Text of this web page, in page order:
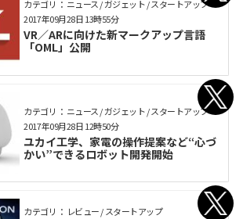
カテゴリ： ニュース / ガジェット / スタートアップ
VR／ARに向けた新マークアップ言語
「OML」公開
2017年09月28日 13時55分
カテゴリ： ニュース / ガジェット / スタートアップ
ユカイ工学、家電の操作提案など“心づ
かい”できるロボット開発開始
2017年09月28日 12時50分
カテゴリ： レビュー / スタートアップ